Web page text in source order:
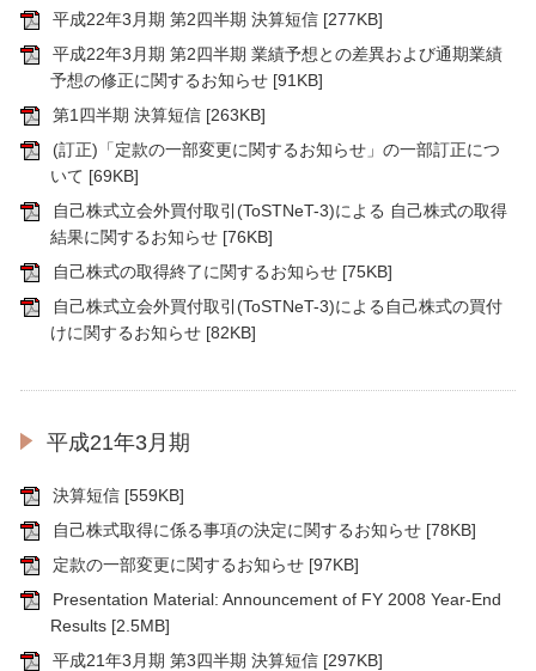
平成22年3月期 第2四半期 決算短信[277KB]
平成22年3月期 第2四半期 業績予想との差異および通期業績
予想の修正に関するお知らせ[91KB]
第1四半期 決算短信[263KB]
(訂正)「定款の一部変更に関するお知らせ」の一部訂正につ
いて [69KB]
自己株式立会外買付取引(ToSTNeT-3)による 自己株式の取得
結果に関するお知らせ[76KB]
自己株式の取得終了に関するお知らせ[75KB]
自己株式立会外買付取引(ToSTNeT-3)による自己株式の買付
けに関するお知らせ[82KB]
平成21年3月期
決算短信[559KB]
自己株式取得に係る事項の決定に関するお知らせ[78KB]
定款の一部変更に関するお知らせ[97KB]
Presentation Material: Announcement of FY 2008 Year-End
Results[2.5MB]
平成21年3月期 第3四半期 決算短信[297KB]